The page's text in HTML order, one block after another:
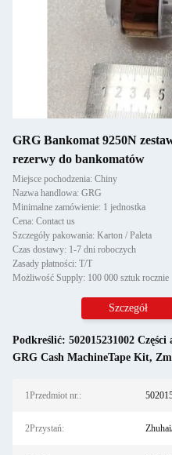
GRG Bankomat 9250N
rezerwy do bankomatów
Miejsce pochodzenia: Chiny
Nazwa handlowa: GRG
Minimalne zamówienie: 1 jednostka
Cena: Contact us
Szczegóły pakowania: Karton / Paleta
Czas dostawy: 1-7 dni roboczych
Zasady płatności: T/T
Możliwość Supply: 100 000 sztuk rocznie
Szczegół
Podkreślić: 502015231002
GRG Cash MachineTape Kit,
1Przedmiot nr.:
2Przystań: